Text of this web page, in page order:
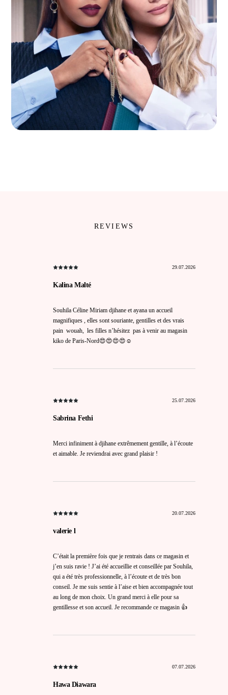
REVIEWS
29.07.2026
Kalina Malté
Souhila Céline Miriam djihane et ayana un accueil
magnifiques , elles sont souriante, gentilles et des vrais
pain wouah, les filles n’hésitez pas à venir au magasin
kiko de Paris-Nord😍😍😍😍☺️
25.07.2026
Sabrina Fethi
Merci infiniment à djihane extrêmement gentille, à l’écoute
et aimable. Je reviendrai avec grand plaisir !
20.07.2026
valerie l
C’était la première fois que je rentrais dans ce magasin et
j’en suis ravie ! J’ai été accueillie et conseillée par Souhila,
qui a été très professionnelle, à l’écoute et de très bon
conseil. Je me suis sentie à l’aise et bien accompagnée tout
au long de mon choix. Un grand merci à elle pour sa
gentillesse et son accueil. Je recommande ce magasin 👍
07.07.2026
Hawa Diawara